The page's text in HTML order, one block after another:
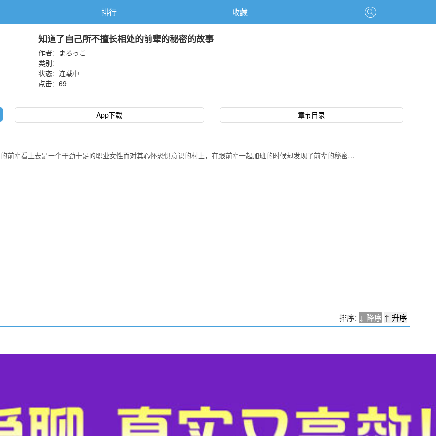
排行 收藏
知道了自己所不擅长相处的前辈的秘密的故事
作者： まろっこ
类别：
状态：连载中
点击： 69
App下载 章节目录
前辈看上去是一个干劲十足的职业女性而对其心怀恐惧意识的村上，在跟前辈一起加班的时候却发现了前辈的秘密…
排序: ↓ 降序 ↑ 升序